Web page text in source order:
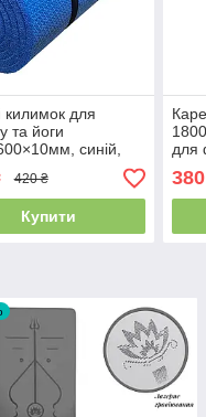
для
та йоги
синій,
420 ₴
Купити
для
380